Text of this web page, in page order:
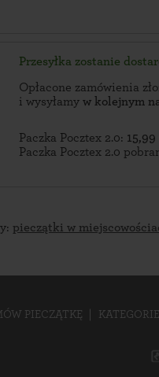
Przesyłka zostanie
Opłacone zamówienia
i wysyłamy w kolejnym
Paczka Pocztex 2.0:
Paczka Pocztex 2.0
pieczątki w
PIECZĄTKĘ